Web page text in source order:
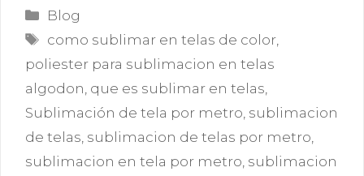
Categorías
Blog
Etiquetas
como sublimar en telas de color
poliester para sublimacion en telas
algodon que es sublimar en telas
Sublimación de tela por metro sublimacion
de telas sublimacion de telas por metro
sublimacion en tela por metro sublimacion